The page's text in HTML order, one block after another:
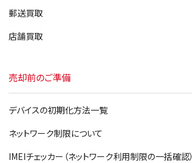
郵送買取
店舗買取
売却前のご準備
デバイスの初期化方法一覧
ネットワーク制限について
IMEIチェッカー（ネットワーク利用制限の一括確認）